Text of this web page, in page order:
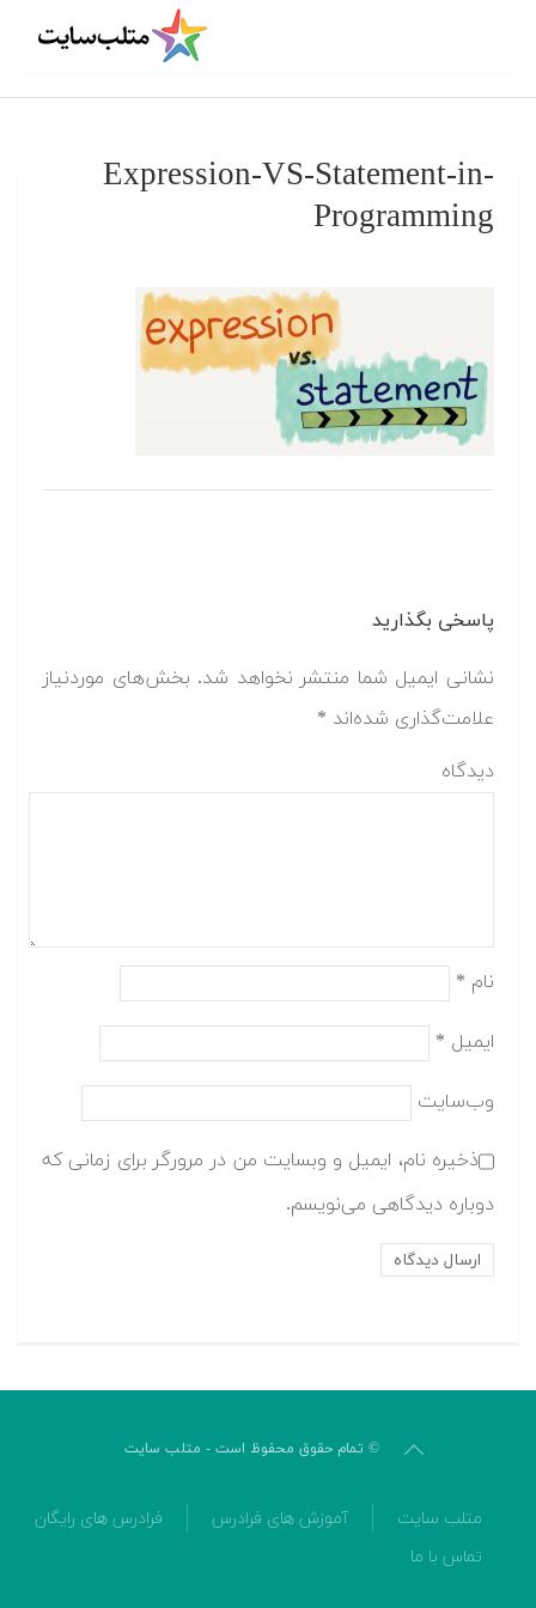
Expression-VS-Statement-in-
Programming
پاسخی بگذارید
نشانی ایمیل شما منتشر نخواهد شد. بخش‌های موردنیاز
علامت‌گذاری شده‌اند *
دیدگاه
نام *
ایمیل *
وب‌سایت
ذخیره نام، ایمیل و وبسایت من در مرورگر برای زمانی که
دوباره دیدگاهی می‌نویسم.
© تمام حقوق محفوظ است - متلب سایت
متلب سایت آموزش های فرادرس
فرادرس های رایگان
تماس با ما